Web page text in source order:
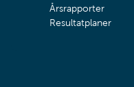
Årsrapporter
Resultatplaner